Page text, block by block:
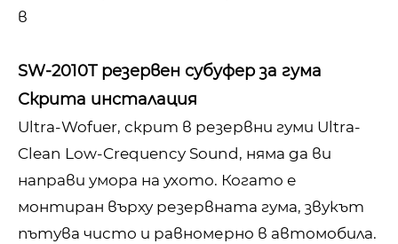
в
SW-2010T резервен субуфер за гума
Скрита инсталация
Ultra-Wofuer, скрит в резервни гуми Ultra-
Clean Low-Crequency Sound, няма да ви
направи умора на ухото. Когато е
монтиран върху резервната гума, звукът
пътува чисто и равномерно в автомобила.